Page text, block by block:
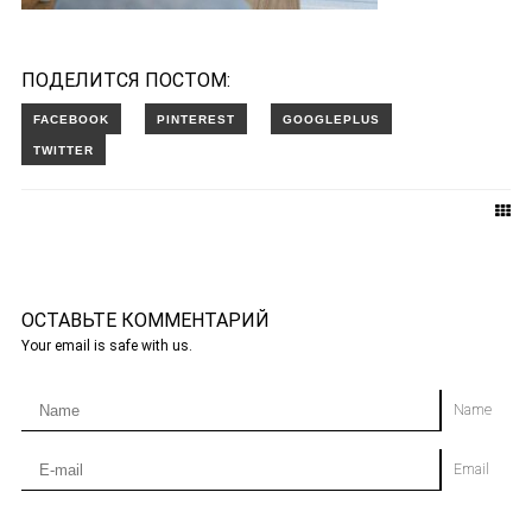
ПОДЕЛИТСЯ ПОСТОМ:
ОСТАВЬТЕ КОММЕНТАРИЙ
Your email is safe with us.
Name
Email